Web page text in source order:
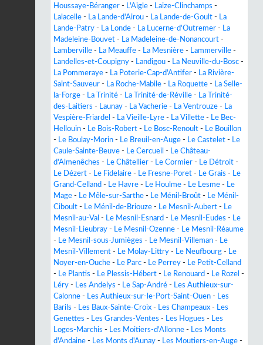
Houssaye-Béranger - L'Aigle - Laize-Clinchamps -
Lalacelle - La Lande-d'Airou - La Lande-de-Goult - La
Lande-Patry - La Londe - La Lucerne-d'Outremer - La
Madeleine-Bouvet - La Madeleine-de-Nonancourt -
Lamberville - La Meauffe - La Mesnière - Lammerville -
Landelles-et-Coupigny - Landigou - La Neuville-du-Bosc -
La Pommeraye - La Poterie-Cap-d'Antifer - La Rivière-
Saint-Sauveur - La Roche-Mabile - La Roquette - La Selle-
la-Forge - La Trinité - La Trinité-de-Réville - La Trinité-
des-Laitiers - Launay - La Vacherie - La Ventrouze - La
Vespière-Friardel - La Vieille-Lyre - La Villette - Le Bec-
Hellouin - Le Bois-Robert - Le Bosc-Renoult - Le Bouillon
- Le Boulay-Morin - Le Breuil-en-Auge - Le Castelet - Le
Caule-Sainte-Beuve - Le Cercueil - Le Château-
d'Almenêches - Le Châtellier - Le Cormier - Le Détroit -
Le Dézert - Le Fidelaire - Le Fresne-Poret - Le Grais - Le
Grand-Celland - Le Havre - Le Houlme - Le Lesme - Le
Mage - Le Mêle-sur-Sarthe - Le Ménil-Broût - Le Ménil-
Ciboult - Le Ménil-de-Briouze - Le Mesnil-Aubert - Le
Mesnil-au-Val - Le Mesnil-Esnard - Le Mesnil-Eudes - Le
Mesnil-Lieubray - Le Mesnil-Ozenne - Le Mesnil-Réaume
- Le Mesnil-sous-Jumièges - Le Mesnil-Villeman - Le
Mesnil-Villement - Le Molay-Littry - Le Neufbourg - Le
Noyer-en-Ouche - Le Parc - Le Perrey - Le Petit-Celland
- Le Plantis - Le Plessis-Hébert - Le Renouard - Le Rozel -
Léry - Les Andelys - Le Sap-André - Les Authieux-sur-
Calonne - Les Authieux-sur-le-Port-Saint-Ouen - Les
Barils - Les Baux-Sainte-Croix - Les Champeaux - Les
Genettes - Les Grandes-Ventes - Les Hogues - Les
Loges-Marchis - Les Moitiers-d'Allonne - Les Monts
d'Andaine - Les Monts d'Aunay - Les Moutiers-en-Auge -